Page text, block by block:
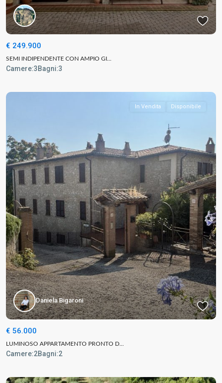
€ 249.900
SEMI INDIPENDENTE CON AMPIO GI...
Camere:3Bagni:3
In Vendita Disponibile
Daniela Bigaroni
€ 56.000
LUMINOSO APPARTAMENTO PRONTO D...
Camere:2Bagni:2